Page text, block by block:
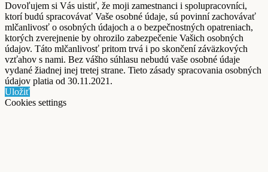
Dovoľujem si Vás uistiť, že moji zamestnanci i spolupracovníci,
ktorí budú spracovávať Vaše osobné údaje, sú povinní zachovávať
mlčanlivosť o osobných údajoch a o bezpečnostných opatreniach,
ktorých zverejnenie by ohrozilo zabezpečenie Vašich osobných
údajov. Táto mlčanlivosť pritom trvá i po skončení záväzkových
vzťahov s nami. Bez vášho súhlasu nebudú vaše osobné údaje
vydané žiadnej inej tretej strane. Tieto zásady spracovania osobných
údajov platia od 30.11.2021.
Uložiť
Cookies settings